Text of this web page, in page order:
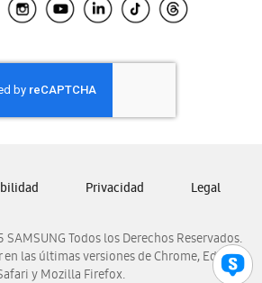
El Salvador
Samsung Honduras
Samsung Nicaragua
Samsung Panamá
Samsung Venezuela
Todos los Derechos Reservados.
las últimas versiones de Chrome, Edge,
y Mozilla Firefox.
Privacidad Legal